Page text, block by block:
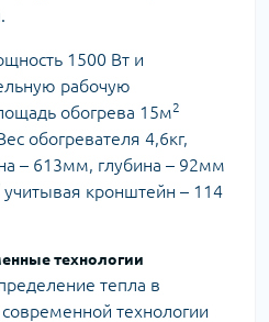
1500 Вт и
рабочую
обогрева 15м2
обогревателя 4,6кг,
– 613мм, глубина – 92мм
кронштейн – 114
технологии
тепла в
технологии